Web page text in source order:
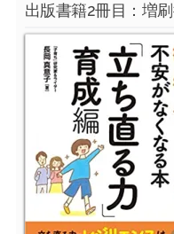
出版書籍2冊目：増